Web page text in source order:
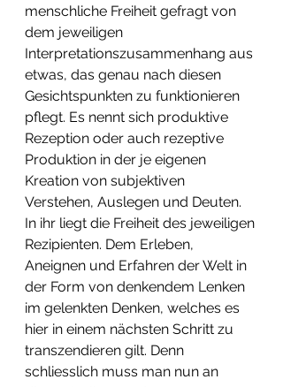
menschliche Freiheit gefragt von
dem jeweiligen
Interpretationszusammenhang aus
etwas, das genau nach diesen
Gesichtspunkten zu funktionieren
pflegt. Es nennt sich produktive
Rezeption oder auch rezeptive
Produktion in der je eigenen
Kreation von subjektiven
Verstehen, Auslegen und Deuten.
In ihr liegt die Freiheit des jeweiligen
Rezipienten. Dem Erleben,
Aneignen und Erfahren der Welt in
der Form von denkendem Lenken
im gelenkten Denken, welches es
hier in einem nächsten Schritt zu
transzendieren gilt. Denn
schliesslich muss man nun an